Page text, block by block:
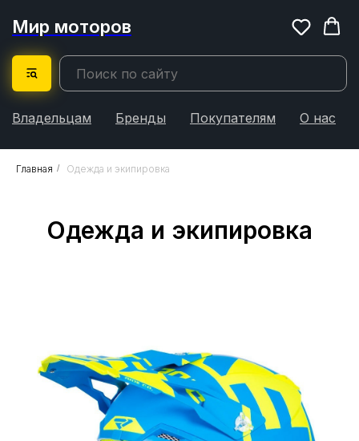
Мир моторов
Владельцам Бренды Покупателям О нас
Главная / Одежда и экипировка
Одежда и экипировка